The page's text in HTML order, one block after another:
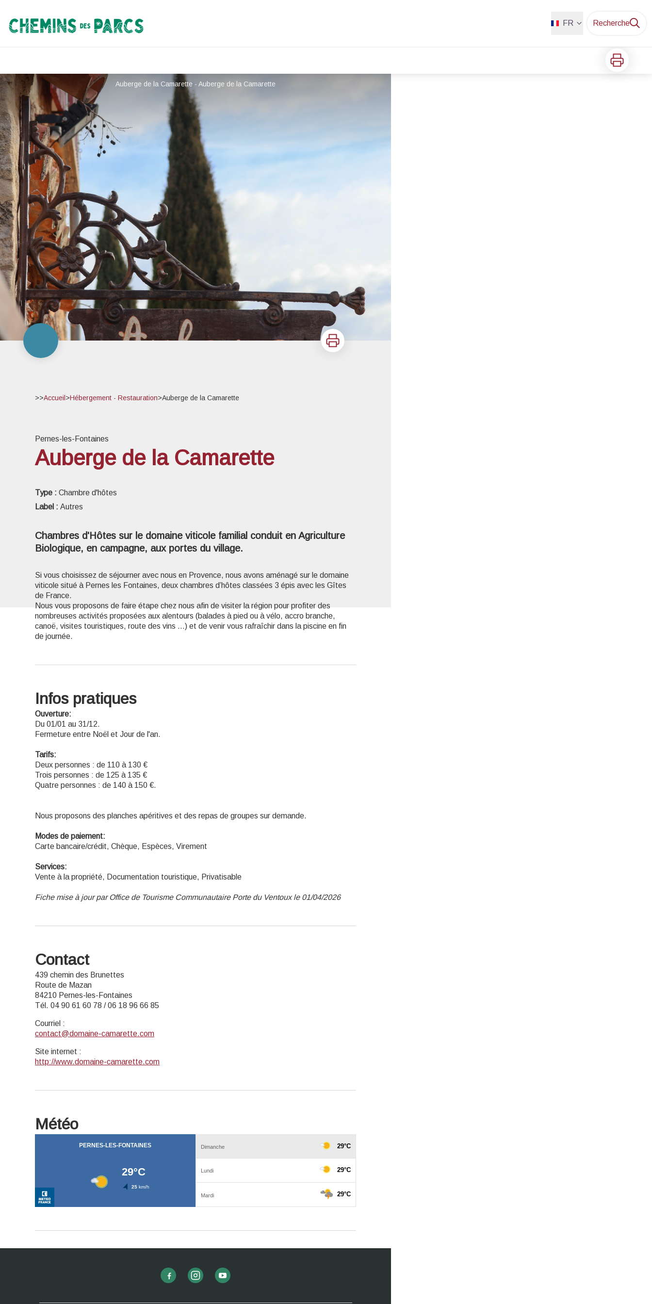
Chemins des Parcs FR Recherche
Imprimer
Auberge de la Camarette - Auberge de la Camarette
Imprimer
>>Accueil >Hébergement - Restauration>Auberge de la Camarette
Pernes-les-Fontaines
Auberge de la Camarette
Type : Chambre d'hôtes
Label : Autres
Chambres d'Hôtes sur le domaine viticole familial conduit en Agriculture
Biologique, en campagne, aux portes du village.
Si vous choisissez de séjourner avec nous en Provence, nous avons aménagé sur le domaine
viticole situé à Pernes les Fontaines, deux chambres d’hôtes classées 3 épis avec les Gîtes
de France.
Nous vous proposons de faire étape chez nous afin de visiter la région pour profiter des
nombreuses activités proposées aux alentours (balades à pied ou à vélo, accro branche,
canoë, visites touristiques, route des vins …) et de venir vous rafraîchir dans la piscine en fin
de journée.
Infos pratiques
Ouverture:
Du 01/01 au 31/12.
Fermeture entre Noël et Jour de l'an.
Tarifs:
Deux personnes : de 110 à 130 €
Trois personnes : de 125 à 135 €
Quatre personnes : de 140 à 150 €.
Nous proposons des planches apéritives et des repas de groupes sur demande.
Modes de paiement:
Carte bancaire/crédit, Chèque, Espèces, Virement
Services:
Vente à la propriété, Documentation touristique, Privatisable
Fiche mise à jour par Office de Tourisme Communautaire Porte du Ventoux le 01/04/2026
Contact
439 chemin des Brunettes
Route de Mazan
84210 Pernes-les-Fontaines
Tél. 04 90 61 60 78 / 06 18 96 66 85
Courriel :
contact@domaine-camarette.com
Site internet :
http://www.domaine-camarette.com
Météo